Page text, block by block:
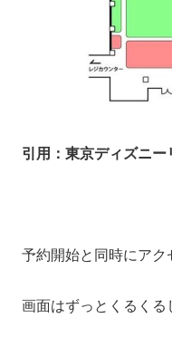
引用：東京ディズニー
予約開始と同時にアク
画面はずっとくるく